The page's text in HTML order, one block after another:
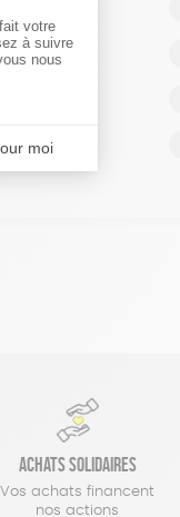
Achats solidaires
Vos achats financent
nos actions